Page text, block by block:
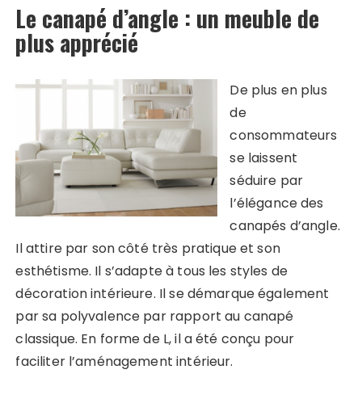
Le canapé d’angle : un meuble de
plus apprécié
De plus en plus
de
consommateurs
se laissent
séduire par
l’élégance des
canapés d’angle.
Il attire par son côté très pratique et son
esthétisme. Il s’adapte à tous les styles de
décoration intérieure. Il se démarque également
par sa polyvalence par rapport au canapé
classique. En forme de L, il a été conçu pour
faciliter l’aménagement intérieur.